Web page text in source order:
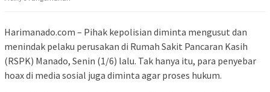
Harimanado.com – Pihak kepolisian diminta mengusut dan
menindak pelaku perusakan di Rumah Sakit Pancaran Kasih
(RSPK) Manado, Senin (1/6) lalu. Tak hanya itu, para penyebar
hoax di media sosial juga diminta agar proses hukum.